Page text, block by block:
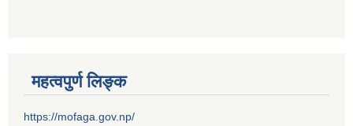
महत्वपुर्ण लिङ्क
https://mofaga.gov.np/